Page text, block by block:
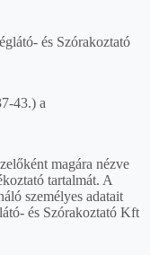
és Szórakoztató
43.) a
magára nézve
tartalmát. A
személyes adatait
és Szórakoztató Kft